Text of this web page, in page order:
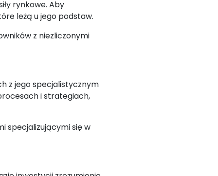
rynkowe. Aby
leżą u jego podstaw.
z niezliczonymi
z jego specjalistycznym
i strategiach,
specjalizującymi się w